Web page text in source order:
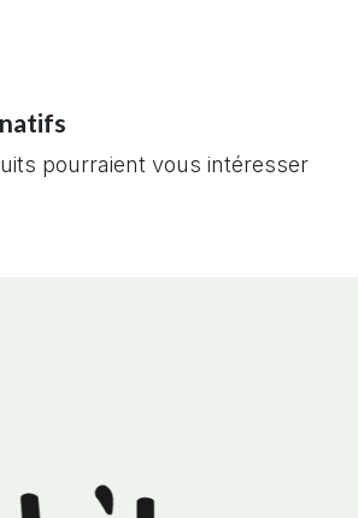
pourraient vous intéresser